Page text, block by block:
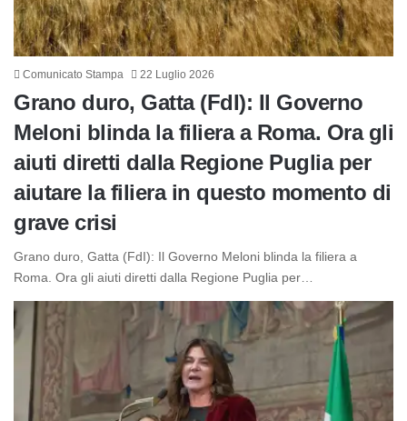
Comunicato Stampa 22 Luglio 2026
Grano duro, Gatta (FdI): Il Governo
Meloni blinda la filiera a Roma. Ora gli
aiuti diretti dalla Regione Puglia per
aiutare la filiera in questo momento di
grave crisi
Grano duro, Gatta (FdI): Il Governo Meloni blinda la filiera a
Roma. Ora gli aiuti diretti dalla Regione Puglia per…